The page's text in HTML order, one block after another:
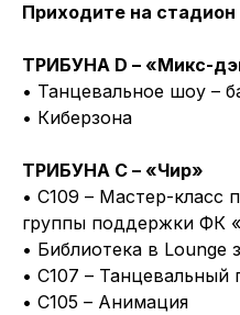
Приходите на
ТРИБУНА D – «Микс-
• Танцевальное шоу –
• Киберзона
ТРИБУНА C – «Чир»
• С109 – Мастер-класс
группы поддержки ФК
• Библиотека в Lounge
• С107 – Танцевальный
• С105 – Анимация